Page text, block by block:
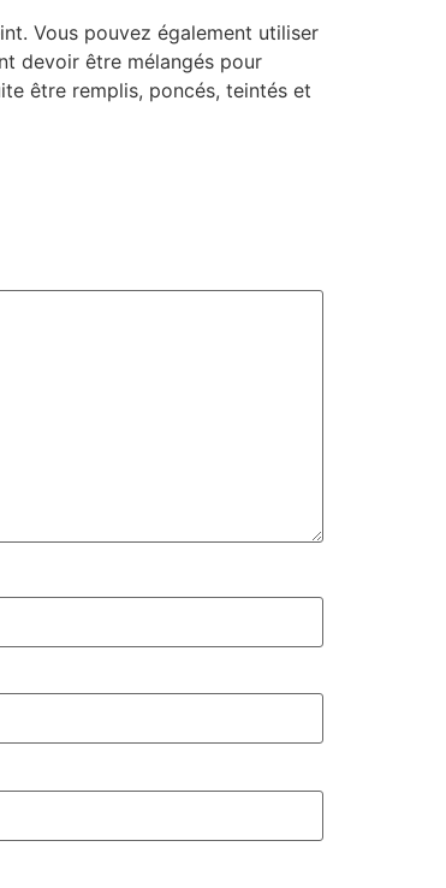
Vous pouvez également utiliser
devoir être mélangés pour
être remplis, poncés, teintés et